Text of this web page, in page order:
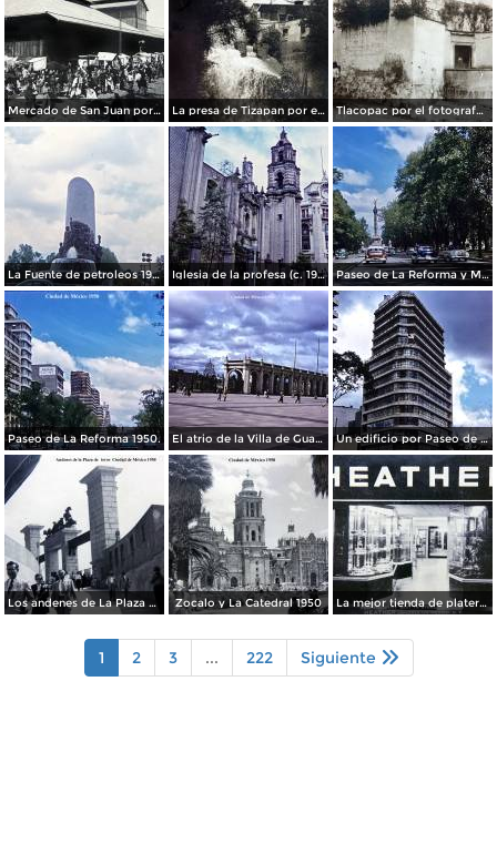
Mercado de San Juan por el fotografo Felix Miret La presa de Tizapan por el fotografo Fernando Kososky. ( Circulada el 22 de Diembre de 1910 ). Tlacopac por el fotografo Hugo Brehme.
La Fuente de petroleos 1950. Iglesia de la profesa (c. 1950) Paseo de La Reforma y Mto a La Independencia 1950
Paseo de La Reforma 1950. El atrio de la Villa de Guadalupe 1950. Un edificio por Paseo de La Reforma 1950
Los andenes de La Plaza de toros Ciudad de México 1950 Zocalo y La Catedral 1950 La mejor tienda de plateria.
1 2 3 ... 222 Siguiente